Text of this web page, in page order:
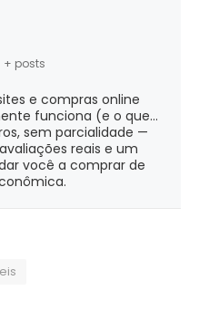
+ posts
e compras online
funciona (e o que...
sem parcialidade —
reais e um
você a comprar de